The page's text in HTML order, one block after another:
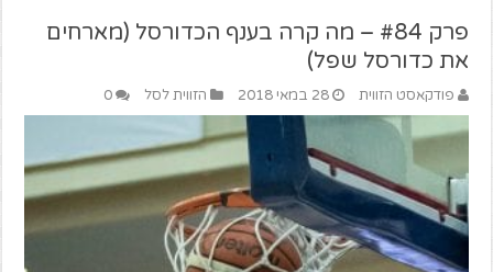
פרק #84 – מה קרה בענף הכדורסל (מארחים
את כדורסל שפל)
פודקאסט הזווית 28 במאי 2018 הזווית לסל 0